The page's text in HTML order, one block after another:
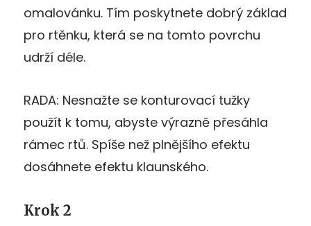
omalovánku. Tím poskytnete dobrý základ
pro rtěnku, která se na tomto povrchu
udrží déle.
RADA: Nesnažte se konturovací tužky
použít k tomu, abyste výrazně přesáhla
rámec rtů. Spíše než plnějšího efektu
dosáhnete efektu klaunského.
Krok 2